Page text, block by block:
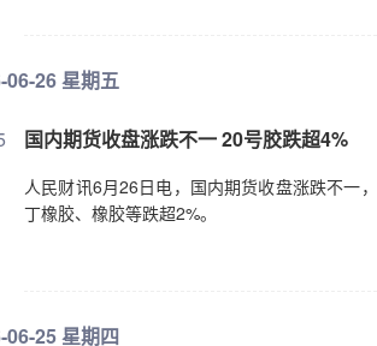
06-26 星期五
国内期货收盘涨跌不一 20号胶跌超4%
人民财讯6月26日电，国内期货收盘涨跌不一
丁橡胶、橡胶等跌超2%。
06-25 星期四